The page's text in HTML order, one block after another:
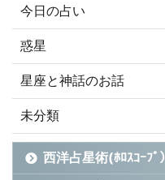
今日の占い
惑星
星座と神話のお話
未分類
西洋占星術(ﾎﾛｽｺｰﾌﾟ）